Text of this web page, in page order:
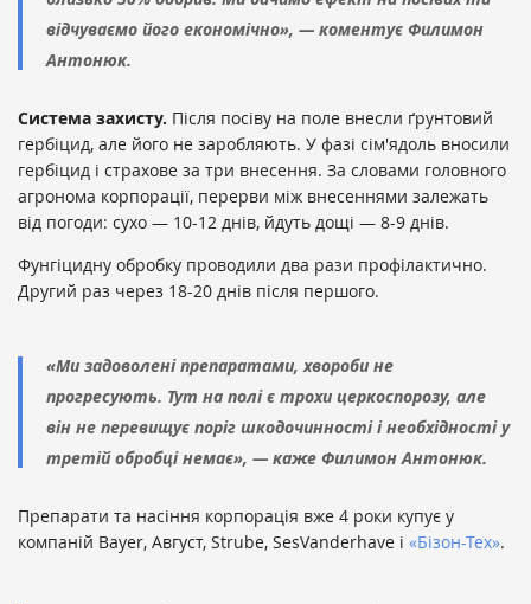
відчуваємо його економічно», — коментує Филимон
Антонюк.
Система захисту. Після посіву на поле внесли ґрунтовий
гербіцид, але його не заробляють. У фазі сім'ядоль вносили
гербіцид і страхове за три внесення. За словами головного
агронома корпорації, перерви між внесеннями залежать
від погоди: сухо — 10-12 днів, йдуть дощі — 8-9 днів.
Фунгіцидну обробку проводили два рази профілактично.
Другий раз через 18-20 днів після першого.
«Ми задоволені препаратами, хвороби не
прогресують. Тут на полі є трохи церкоспорозу, але
він не перевищує поріг шкодочинності і необхідності у
третій обробці немає», — каже Филимон Антонюк.
Препарати та насіння корпорація вже 4 роки купує у
компаній Bayer, Август, Strube, SesVanderhave і «Бізон-Тех».